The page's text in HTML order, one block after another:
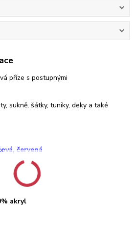
příze s postupnými
sukně, šátky, tuniky, deky a také
červená
akryl